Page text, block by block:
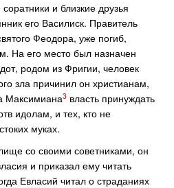
и близкие друзья
его Василиск. Правитель
Феодора, уже погиб,
На его место был назначен
родом из Фригии, человек
зла причинил он христианам,
Максимиана3 власть принуждать
идолам, и тех, кто не
муках.
со своими советниками, он
и приказал ему читать
Евласий читал о страданиях